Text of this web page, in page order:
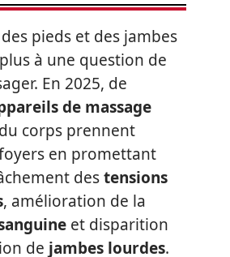
pieds et des jambes
à une question de
En 2025, de
de massage
corps prennent
foyers en promettant
destensions
, amélioration de la
et disparition
de jambes lourdes.